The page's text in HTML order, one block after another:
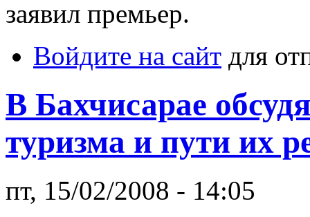
заявил премьер.
Войдите на сайт для
В Бахчисарае
туризма и пути их
пт, 15/02/2008 - 14:05